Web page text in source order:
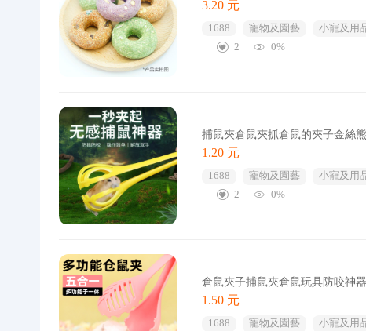
3.20 元
1688 寵物及園藝 小寵及用
2
0%
捕鼠夾倉鼠夾抓倉鼠的夾子金絲
1.20 元
1688 寵物及園藝 小寵及用
2
0%
倉鼠夾子捕鼠夾倉鼠玩具防咬神
1.50 元
1688 寵物及園藝 小寵及用